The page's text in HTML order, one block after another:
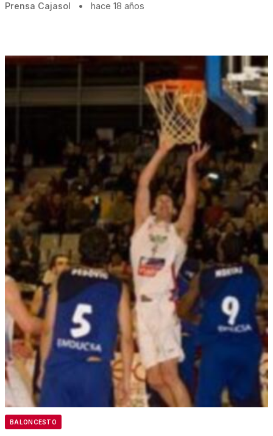
Prensa Cajasol • hace 18 años
BALONCESTO